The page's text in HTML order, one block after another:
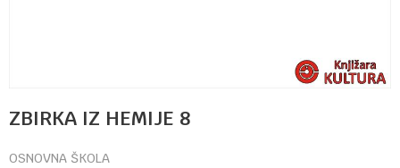
ZBIRKA IZ HEMIJE 8
OSNOVNA ŠKOLA